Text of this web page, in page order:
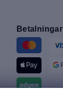
Betalningar